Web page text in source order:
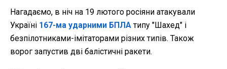
Нагадаємо, в ніч на 19 лютого росіяни атакували
Україні 167-ма ударними БПЛАтипу "Шахед" і
безпілотниками-імітаторами різних типів. Також
ворог запустив дві балістичні ракети.